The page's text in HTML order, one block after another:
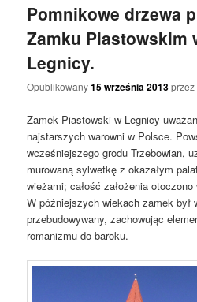
Pomnikowe drzewa
Zamku Piastowskim
Legnicy.
Opublikowany15 września 2013przez
Zamek Piastowski w Legnicy
najstarszych warowni w Polsce.
wcześniejszego grodu Trzebowian,
murowaną sylwetkę z okazałym
wieżami; całość założenia otoczono
W późniejszych wiekach zamek był
przebudowywany, zachowując
romanizmu do baroku.